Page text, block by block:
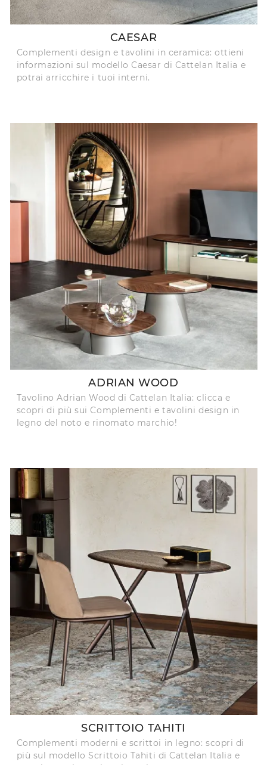
CAESAR
Complementi design e tavolini in ceramica: ottieni
informazioni sul modello Caesar di Cattelan Italia e
potrai arricchire i tuoi interni.
ADRIAN WOOD
Tavolino Adrian Wood di Cattelan Italia: clicca e
scopri di più sui Complementi e tavolini design in
legno del noto e rinomato marchio!
SCRITTOIO TAHITI
Complementi moderni e scrittoi in legno: scopri di
più sul modello Scrittoio Tahiti di Cattelan Italia e